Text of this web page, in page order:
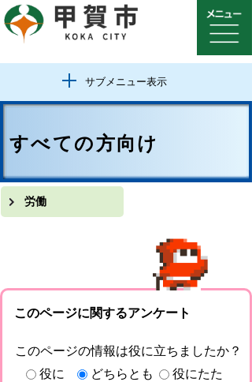
サブメニュー表示
すべての方向け
労働
このページに関するアンケート
このページの情報は役に立ちましたか？
役に
どちらとも
役にたた